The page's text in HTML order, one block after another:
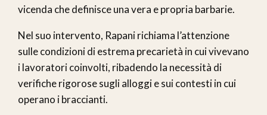
vicenda che definisce una vera e propria barbarie.
Nel suo intervento, Rapani richiama l’attenzione
sulle condizioni di estrema precarietà in cui vivevano
i lavoratori coinvolti, ribadendo la necessità di
verifiche rigorose sugli alloggi e sui contesti in cui
operano i braccianti.